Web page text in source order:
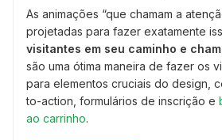
As animações “que chamam a
projetadas para fazer exatamente
visitantes em seu caminho e
são uma ótima maneira de fazer os
para elementos cruciais do design,
to-action, formulários de inscrição e
ao carrinho.